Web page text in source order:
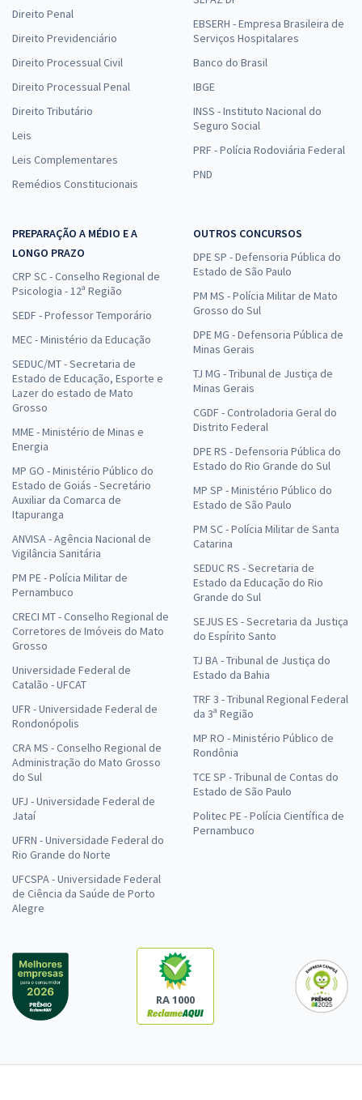
Direito Penal
Direito Previdenciário
Direito Processual Civil
Direito Processual Penal
Direito Tributário
Leis
Leis Complementares
Remédios Constitucionais
EBSERH - Empresa Brasileira de
Serviços Hospitalares
Banco do Brasil
IBGE
INSS - Instituto Nacional do
Seguro Social
PRF - Polícia Rodoviária Federal
PND
PREPARAÇÃO A MÉDIO E A
LONGO PRAZO
CRP SC - Conselho Regional de
Psicologia - 12ª Região
SEDF - Professor Temporário
MEC - Ministério da Educação
SEDUC/MT - Secretaria de
Estado de Educação, Esporte e
Lazer do estado de Mato
Grosso
MME - Ministério de Minas e
Energia
MP GO - Ministério Público do
Estado de Goiás - Secretário
Auxiliar da Comarca de
Itapuranga
ANVISA - Agência Nacional de
Vigilância Sanitária
PM PE - Polícia Militar de
Pernambuco
CRECI MT - Conselho Regional de
Corretores de Imóveis do Mato
Grosso
Universidade Federal de
Catalão - UFCAT
UFR - Universidade Federal de
Rondonópolis
CRA MS - Conselho Regional de
Administração do Mato Grosso
do Sul
UFJ - Universidade Federal de
Jataí
UFRN - Universidade Federal do
Rio Grande do Norte
UFCSPA - Universidade Federal
de Ciência da Saúde de Porto
Alegre
OUTROS CONCURSOS
DPE SP - Defensoria Pública do
Estado de São Paulo
PM MS - Polícia Militar de Mato
Grosso do Sul
DPE MG - Defensoria Pública de
Minas Gerais
TJ MG - Tribunal de Justiça de
Minas Gerais
CGDF - Controladoria Geral do
Distrito Federal
DPE RS - Defensoria Pública do
Estado do Rio Grande do Sul
MP SP - Ministério Público do
Estado de São Paulo
PM SC - Polícia Militar de Santa
Catarina
SEDUC RS - Secretaria de
Estado da Educação do Rio
Grande do Sul
SEJUS ES - Secretaria da Justiça
do Espírito Santo
TJ BA - Tribunal de Justiça do
Estado da Bahia
TRF 3 - Tribunal Regional Federal
da 3ª Região
MP RO - Ministério Público de
Rondônia
TCE SP - Tribunal de Contas do
Estado de São Paulo
Politec PE - Polícia Científica de
Pernambuco
RA 1000